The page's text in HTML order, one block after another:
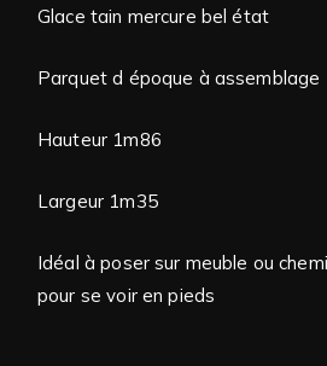
Glace tain mercure bel état
Parquet d époque à assemblage
Hauteur 1m86
Largeur 1m35
Idéal à poser sur meuble ou
pour se voir en pieds